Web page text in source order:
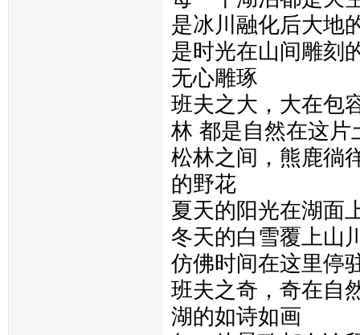
是冰川融化后大地
是时光在山间雕刻
无心雕琢
班夫之大，大在包
林 都是自然在这片
松林之间，熊鹿徜
的野花
夏天的阳光在湖面
冬天的白雪覆上山
仿佛时间在这里停
班夫之奇，奇在自
湖的如诗如画